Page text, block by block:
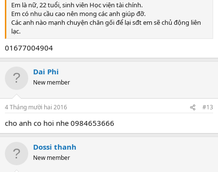
Em là nữ, 22 tuổi, sinh viên Học viện tài chính.
Em có nhu cầu cao nên mong các anh giúp đỡ.
Các anh nào mạnh chuyện chăn gối để lại sđt em sẽ chủ động liên
lạc.
01677004904
Dai Phi
New member
4 Tháng mười hai 2016 #13
cho anh co hoi nhe 0984653666
Dossi thanh
New member